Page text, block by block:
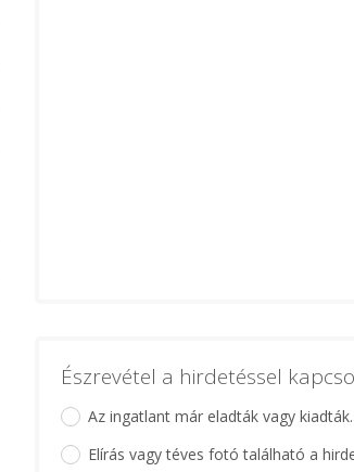
Észrevétel a hirdetéssel
Az ingatlant már eladták vagy kiadták.
Elírás vagy téves fotó található a